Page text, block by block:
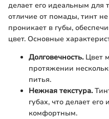
делает его идеальным для
отличие от помады, тинт
проникает в губы,
цвет. Основные
Долговечность.Цвет
протяжении
питья.
Нежная текстура.
губах, что делает
комфортным.